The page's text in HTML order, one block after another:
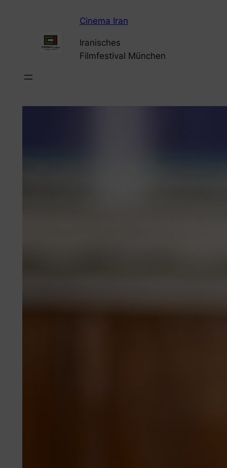
Cinema Iran
Iranisches
Filmfestival München